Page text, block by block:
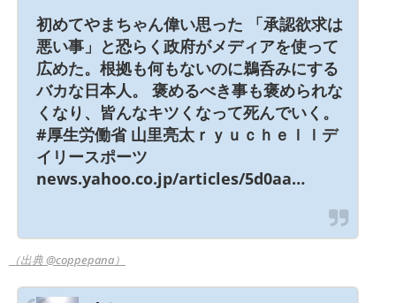
初めてやまちゃん偉い思った 「承認欲求は
悪い事」と恐らく政府がメディアを使って
広めた。根拠も何もないのに鵜呑みにする
バカな日本人。 褒めるべき事も褒められな
くなり、皆んなキツくなって死んでいく。
#厚生労働省 山里亮太ｒｙｕｃｈｅｌｌデ
イリースポーツ
news.yahoo.co.jp/articles/5d0aa…
（出典 @coppepana）